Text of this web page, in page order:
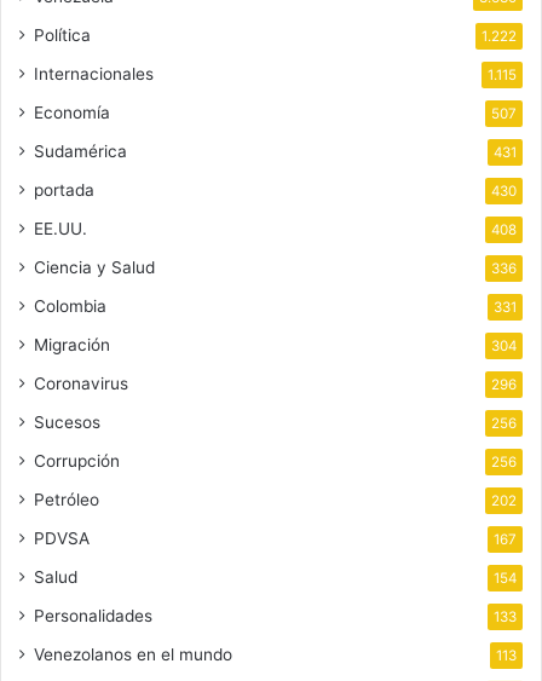
Política 1.222
Internacionales 1.115
Economía 507
Sudamérica 431
portada 430
EE.UU. 408
Ciencia y Salud 336
Colombia 331
Migración 304
Coronavirus 296
Sucesos 256
Corrupción 256
Petróleo 202
PDVSA 167
Salud 154
Personalidades 133
Venezolanos en el mundo 113